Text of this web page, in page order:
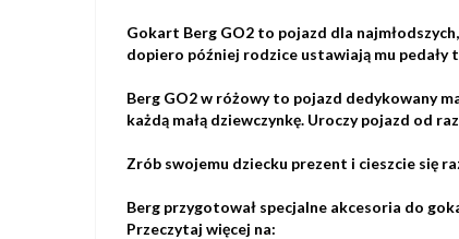
Gokart Berg GO2 to pojazd dla
dopiero później rodzice ustawiają mu pedały
Berg GO2 w różowy to pojazd dedykowany
każdą małą dziewczynkę. Uroczy pojazd od
Zrób swojemu dziecku prezent i cieszcie się
Berg przygotował specjalne akcesoria do
Przeczytaj więcej na: